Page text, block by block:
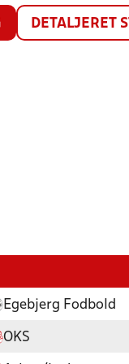
DETALJERET
Egebjerg Fodbold
OKS